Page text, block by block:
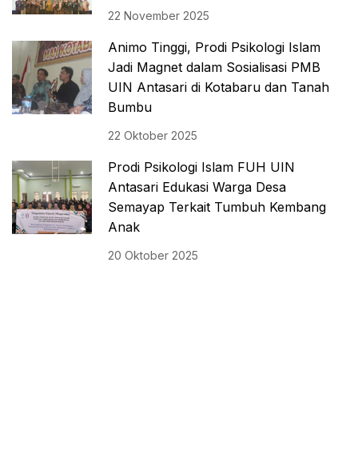
22 November 2025
Animo Tinggi, Prodi Psikologi Islam
Jadi Magnet dalam Sosialisasi PMB
UIN Antasari di Kotabaru dan Tanah
Bumbu
22 Oktober 2025
Prodi Psikologi Islam FUH UIN
Antasari Edukasi Warga Desa
Semayap Terkait Tumbuh Kembang
Anak
20 Oktober 2025